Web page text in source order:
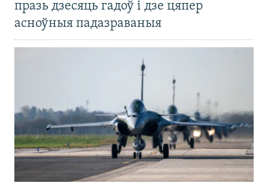
празь дзесяць гадоў і дзе цяпер
асноўныя падазраваныя